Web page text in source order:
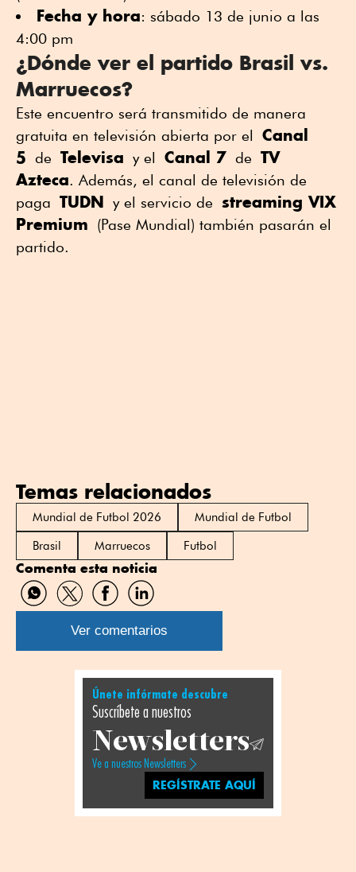
Fecha y hora: sábado 13 de junio a las
4:00 pm
¿Dónde ver el partido Brasil vs.
Marruecos?
Este encuentro será transmitido de manera
gratuita en televisión abierta por el Canal
5 de Televisa y el Canal 7 de TV
Azteca. Además, el canal de televisión de
paga TUDN y el servicio de streaming VIX
Premium (Pase Mundial) también pasarán el
partido.
Temas relacionados
Mundial de Futbol 2026
Mundial de Futbol
Brasil
Marruecos Futbol
Comenta esta noticia
Compartir
por
WhatsApp
Compartir
por
Twitter
Compartir
por
Facebook
Compartir
por
Linkedin
Ver comentarios
Únete infórmate descubre
Suscríbete a nuestros
Newsletters
Ve a nuestros Newsletters
REGÍSTRATE AQUÍ